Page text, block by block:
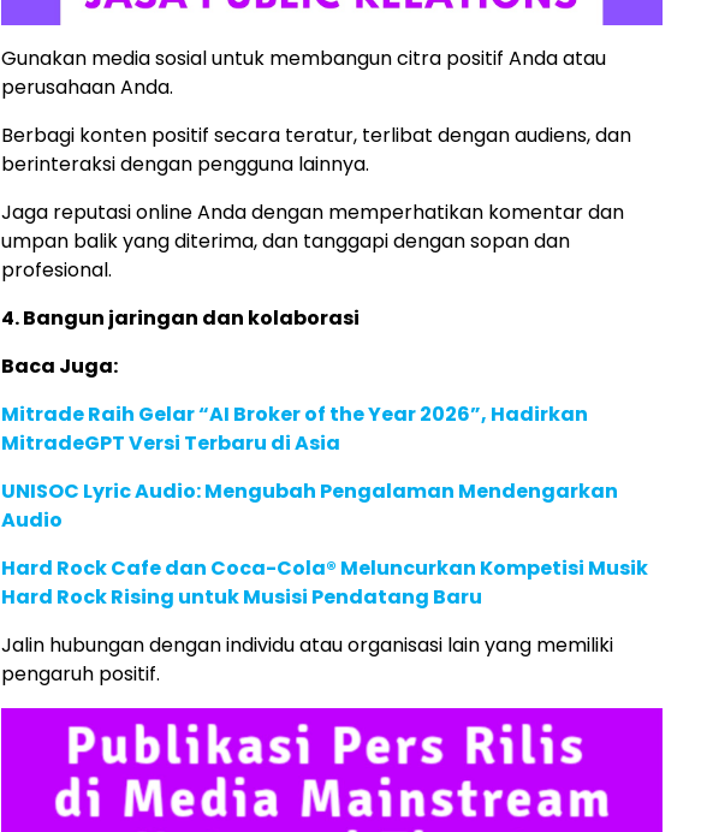
Gunakan media sosial untuk membangun citra positif Anda atau
perusahaan Anda.
Berbagi konten positif secara teratur, terlibat dengan audiens, dan
berinteraksi dengan pengguna lainnya.
Jaga reputasi online Anda dengan memperhatikan komentar dan
umpan balik yang diterima, dan tanggapi dengan sopan dan
profesional.
4. Bangun jaringan dan kolaborasi
Baca Juga:
Mitrade Raih Gelar “AI Broker of the Year 2026”, Hadirkan
MitradeGPT Versi Terbaru di Asia
UNISOC Lyric Audio: Mengubah Pengalaman Mendengarkan
Audio
Hard Rock Cafe dan Coca-Cola® Meluncurkan Kompetisi Musik
Hard Rock Rising untuk Musisi Pendatang Baru
Jalin hubungan dengan individu atau organisasi lain yang memiliki
pengaruh positif.